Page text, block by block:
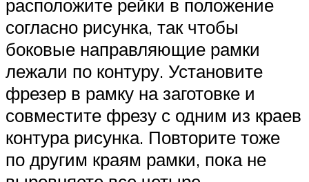
расположите рейки в положение
согласно рисунка, так чтобы
боковые направляющие рамки
лежали по контуру. Установите
фрезер в рамку на заготовке и
совместите фрезу с одним из краев
контура рисунка. Повторите тоже
по другим краям рамки, пока не